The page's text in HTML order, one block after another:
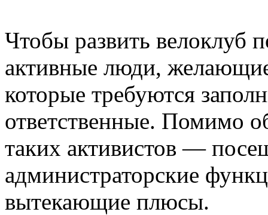
Чтобы развить велоклуб
активные люди,
которые требуются
ответственные. Помимо
таких активистов —
администраторские
вытекающие плюсы.